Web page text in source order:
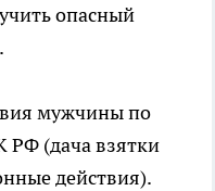
опасный
мужчины по
РФ (дача взятки
действия).